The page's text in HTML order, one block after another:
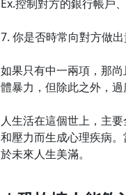
Ex.控制對方的銀行帳戶
7. 你是否時常向對方做
如果只有中一兩項，那
體暴力，但除此之外，
人生活在這個世上，主
和壓力而生成心理疾病
於未來人生美滿。